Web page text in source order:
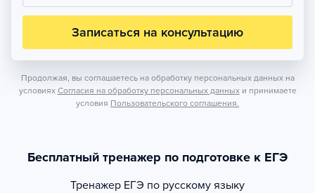
Записаться на консультацию
Продолжая, вы соглашаетесь на обработку персональных данных на
условиях Согласия на обработку персональных данных и принимаете
условия Пользовательского соглашения.
Бесплатный тренажер по подготовке к ЕГЭ
Тренажер ЕГЭ по русскому языку